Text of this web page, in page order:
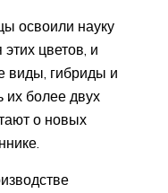
освоили науку
цветов, и
виды, гибриды и
их более двух
о новых